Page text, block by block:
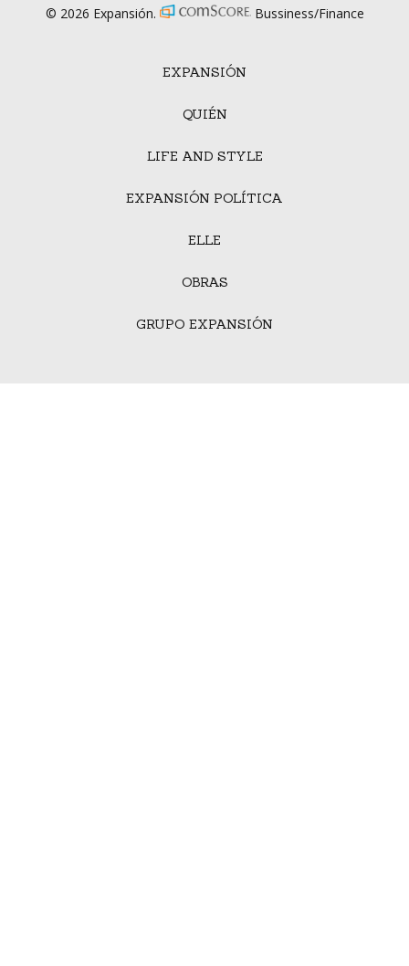
EXPANSIÓN
QUIÉN
LIFE AND STYLE
EXPANSIÓN POLÍTICA
ELLE
OBRAS
GRUPO EXPANSIÓN
© 2026 Expansión. Bussiness/Finance